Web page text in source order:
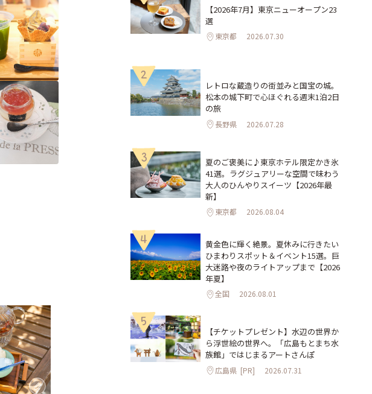
【2026年7月】東京ニューオープン23
選
東京都 2026.07.30
2
レトロな蔵造りの街並みと国宝の城。
松本の城下町で心ほぐれる週末1泊2日
の旅
長野県 2026.07.28
3
夏のご褒美に♪東京ホテル限定かき氷
41選。ラグジュアリーな空間で味わう
大人のひんやりスイーツ【2026年最
新】
東京都 2026.08.04
4
黄金色に輝く絶景。夏休みに行きたい
ひまわりスポット＆イベント15選。巨
大迷路や夜のライトアップまで【2026
年夏】
全国 2026.08.01
5
【チケットプレゼント】水辺の世界か
ら浮世絵の世界へ。「広島もとまち水
族館」ではじまるアートさんぽ
広島県 [PR] 2026.07.31